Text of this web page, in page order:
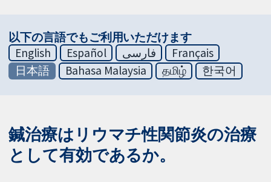
以下の言語でもご利用いただけます
English
Español فارسی
Français
日本語
Bahasa Malaysia தமிழ் 한국어
鍼治療はリウマチ性関節炎の治療
として有効であるか。